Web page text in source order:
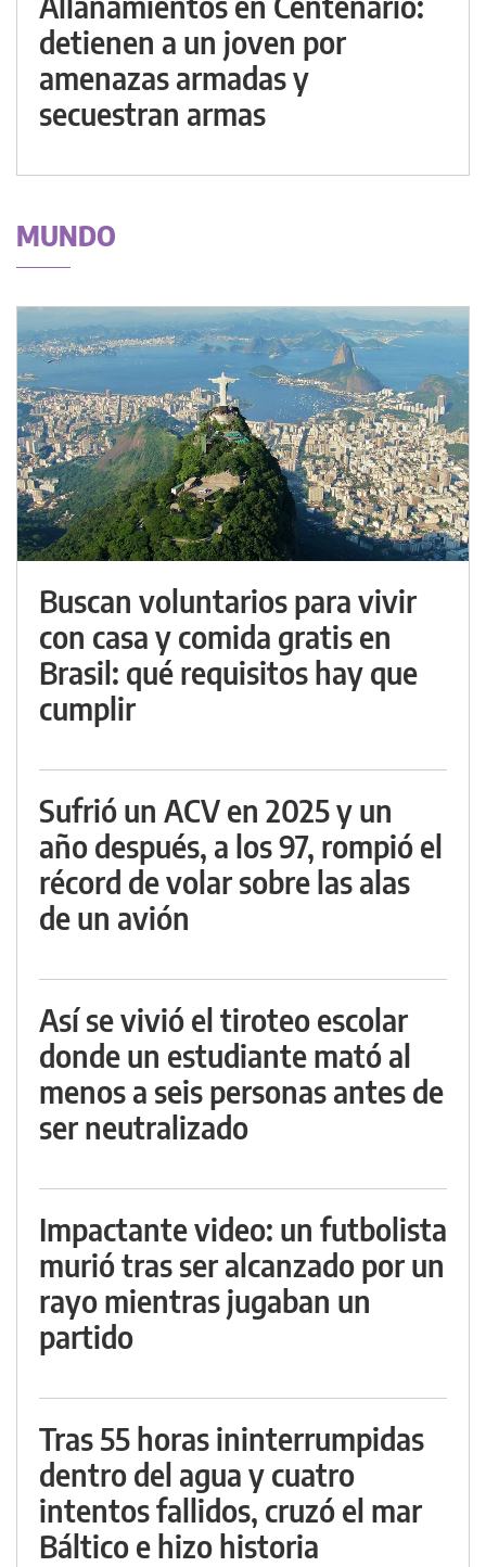
detienen a un joven por
amenazas armadas y
secuestran armas
MUNDO
Buscan voluntarios para vivir
con casa y comida gratis en
Brasil: qué requisitos hay que
cumplir
Sufrió un ACV en 2025 y un
año después, a los 97, rompió el
récord de volar sobre las alas
de un avión
Así se vivió el tiroteo escolar
donde un estudiante mató al
menos a seis personas antes de
ser neutralizado
Impactante video: un futbolista
murió tras ser alcanzado por un
rayo mientras jugaban un
partido
Tras 55 horas ininterrumpidas
dentro del agua y cuatro
intentos fallidos, cruzó el mar
Báltico e hizo historia